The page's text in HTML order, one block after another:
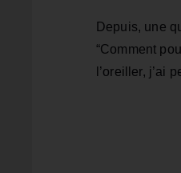
Depuis, une
“Comment
l’oreiller, j’ai